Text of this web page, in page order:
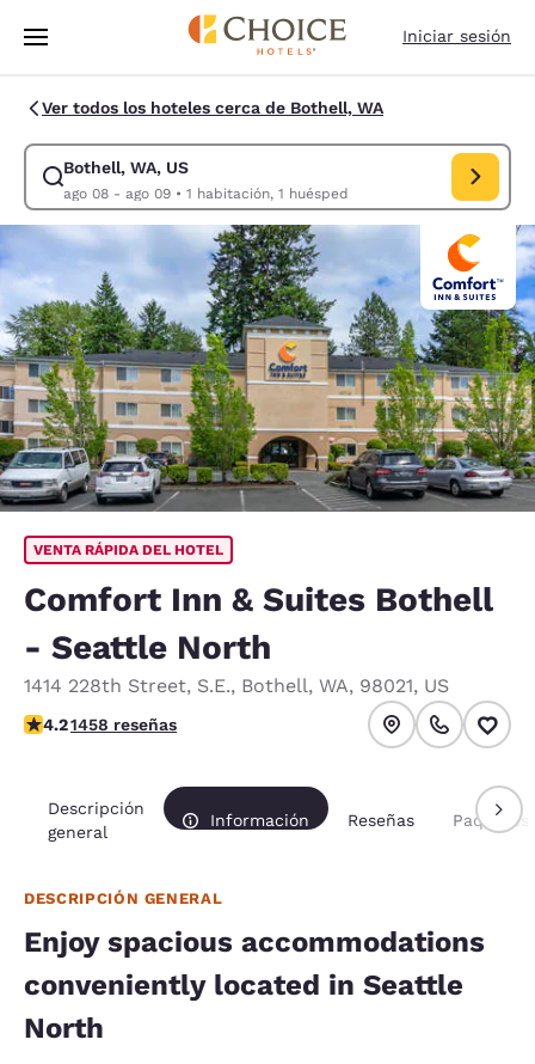
Pasar A Contenido Principal
Iniciar sesión
Ver todos los hoteles cerca de Bothell, WA
Bothell, WA, US
ago 08 - ago 09• 1 habitación, 1 huésped
Modificar la búsqueda de Bothell, WA, US. Fecha de check-in ago 08,
VENTA RÁPIDA DEL HOTEL
Comfort Inn & Suites Bothell
- Seattle North
1414 228th Street, S.E., Bothell, WA, 98021, US
calificación de 4.17 estrellas. Muy bueno.
4.21458 reseñas
Descripción
general
Información Reseñas Paquetes
DESCRIPCIÓN GENERAL
Enjoy spacious accommodations
conveniently located in Seattle
North